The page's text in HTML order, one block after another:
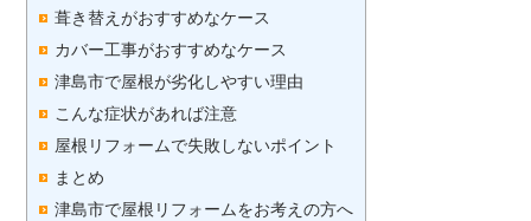
葺き替えがおすすめなケース
カバー工事がおすすめなケース
津島市で屋根が劣化しやすい理由
こんな症状があれば注意
屋根リフォームで失敗しないポイント
まとめ
津島市で屋根リフォームをお考えの方へ